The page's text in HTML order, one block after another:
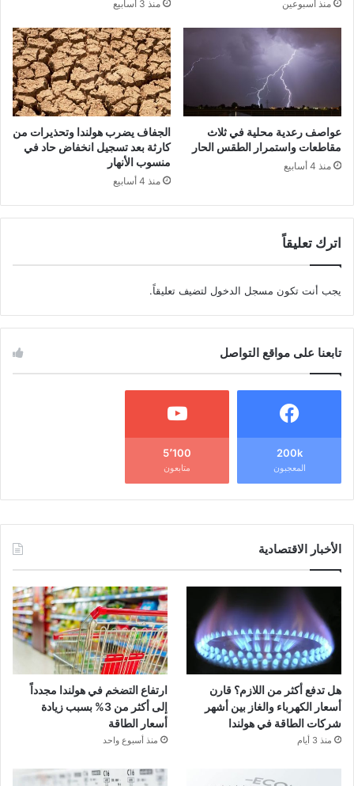
منذ أسبوعين منذ 3 أسابيع
عواصف رعدية محلية في ثلاث
مقاطعات واستمرار الطقس الحار
منذ 4 أسابيع
الجفاف يضرب هولندا وتحذيرات من
كارثة بعد تسجيل انخفاض حاد في
منسوب الأنهار
منذ 4 أسابيع
اترك تعليقاً
يجب أنت تكون مسجل الدخول لتضيف تعليقاً.
تابعنا على مواقع التواصل
200k
المعجبون
5٬100
متابعون
الأخبار الاقتصادية
هل تدفع أكثر من اللازم؟ قارن
أسعار الكهرباء والغاز بين أشهر
شركات الطاقة في هولندا
منذ 3 أيام
ارتفاع التضخم في هولندا مجدداً
إلى أكثر من 3% بسبب زيادة
أسعار الطاقة
منذ أسبوع واحد